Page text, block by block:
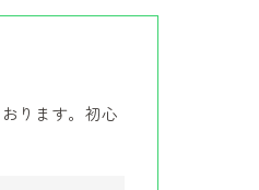
ります。初心